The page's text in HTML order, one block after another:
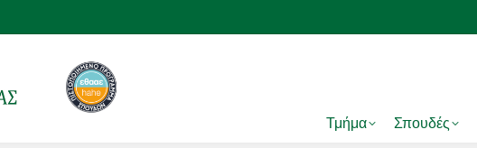
Τμήμα Σπουδές